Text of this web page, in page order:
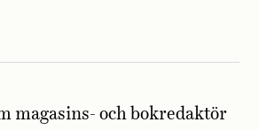
magasins- och bokredaktör